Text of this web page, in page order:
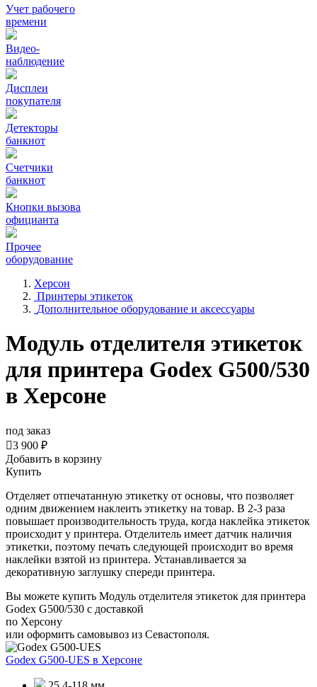
Учет рабочего
времени
Видео‑
наблюдение
Дисплеи
покупателя
Детекторы
банкнот
Счетчики
банкнот
Кнопки вызова
официанта
Прочее
оборудование
Херсон
Принтеры этикеток
Дополнительное оборудование и аксессуары
Модуль отделителя этикеток
для принтера Godex G500/530
в Херсоне
под заказ
3 900 ₽
Добавить в корзину
Купить
Отделяет отпечатанную этикетку от основы, что позволяет
одним движением наклеить этикетку на товар. В 2-3 раза
повышает производительность труда, когда наклейка этикеток
происходит у принтера. Отделитель имеет датчик наличия
этикетки, поэтому печать следующей происходит во время
наклейки взятой из принтера. Устанавливается за
декоративную заглушку спереди принтера.
Вы можете купить Модуль отделителя этикеток для принтера
Godex G500/530 с доставкой
по Херсону
или оформить самовывоз из Севастополя.
Godex G500-UES в Херсоне